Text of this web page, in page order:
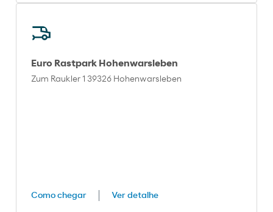
Euro Rastpark Hohenwarsleben
Zum Raukler 1 39326 Hohenwarsleben
Como chegar Ver detalhe